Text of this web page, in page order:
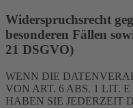
Widerspruchsrecht
besonderen Fällen
21 DSGVO)
WENN DIE
VON ART. 6 ABS. 1 LIT.
HABEN SIE JEDERZEIT